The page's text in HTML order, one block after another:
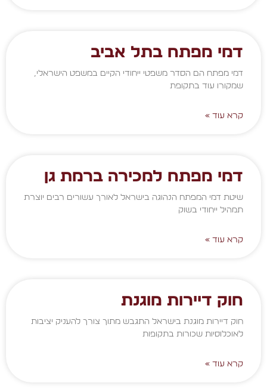
דמי מפתח בתל אביב
דמי מפתח הם הסדר משפטי ייחודי הקיים במשפט הישראלי,
שמקורו עוד בתקופת
קרא עוד »
דמי מפתח למכירה ברמת גן
שיטת דמי המפתח הנהוגה בישראל לאורך עשורים רבים יוצרת
תמהיל ייחודי בשוק
קרא עוד »
חוק דיירות מוגנת
חוק דיירות מוגנת בישראל התגבש מתוך צורך להעניק יציבות
לאוכלוסיות שכורות בתקופות
קרא עוד »